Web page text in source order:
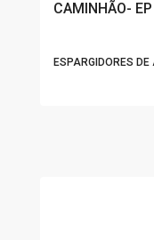
CAMINHÃO-
ESPARGIDORES